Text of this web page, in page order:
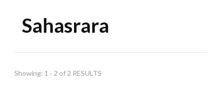
Sahasrara
Showing: 1 - 2 of 2 RESULTS